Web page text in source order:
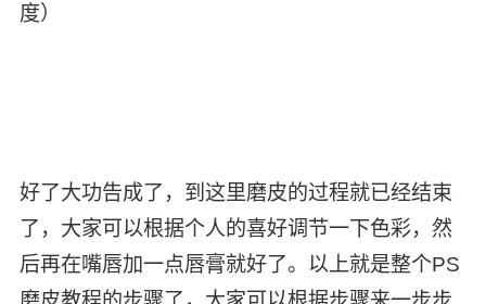
度）
好了大功告成了，到这里磨皮的过程就已经结束
了，大家可以根据个人的喜好调节一下色彩，然
后再在嘴唇加一点唇膏就好了。以上就是整个PS